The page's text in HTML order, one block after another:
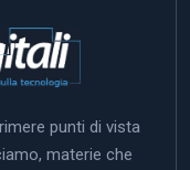
punti di vista
materie che